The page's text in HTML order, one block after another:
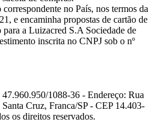
no País, nos termos da
e encaminha propostas de cartão de
a Luizacred S.A Sociedade de
inscrita no CNPJ sob o nº
1088-36 - Endereço: Rua
Cruz, Franca/SP - CEP 14.403-
os direitos reservados.